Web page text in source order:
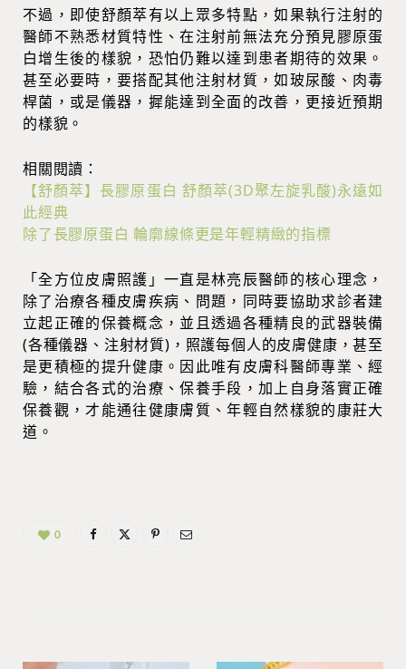
不過，即使舒顏萃有以上眾多特點，如果執行注射的
醫師不熟悉材質特性、在注射前無法充分預見膠原蛋
白增生後的樣貌，恐怕仍難以達到患者期待的效果。
甚至必要時，要搭配其他注射材質，如玻尿酸、肉毒
桿菌，或是儀器，摨能達到全面的改善，更接近預期
的樣貌。
相關閱讀：
【舒顏萃】長膠原蛋白 舒顏萃(3D聚左旋乳酸)永遠如
此經典
除了長膠原蛋白 輪廓線條更是年輕精緻的指標
「全方位皮膚照護」一直是林亮辰醫師的核心理念，
除了治療各種皮膚疾病、問題，同時要協助求診者建
立起正確的保養概念，並且透過各種精良的武器裝備
(各種儀器、注射材質)，照護每個人的皮膚健康，甚至
是更積極的提升健康。因此唯有皮膚科醫師專業、經
驗，結合各式的治療、保養手段，加上自身落實正確
保養觀，才能通往健康膚質、年輕自然樣貌的康莊大
道。
0